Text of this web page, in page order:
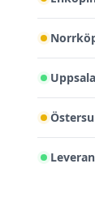
Uppsala